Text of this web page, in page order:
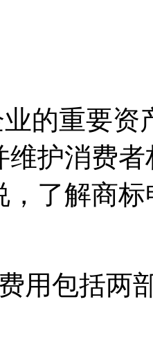
重要资
维护消费
，了解商
包括两